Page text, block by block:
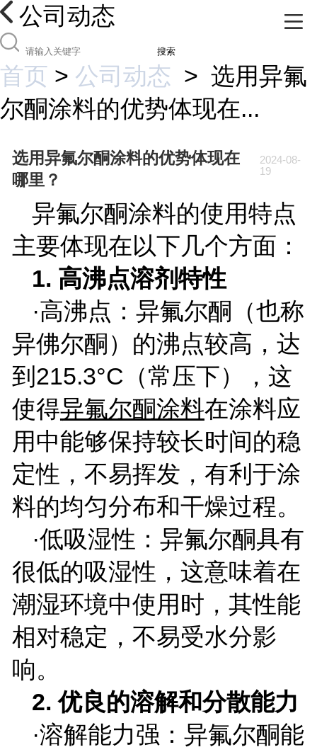
公司动态
搜索
首页 > 公司动态 > 选用异氟
尔酮涂料的优势体现在...
选用异氟尔酮涂料的优势体现在
哪里？
2024-08-
19
异氟尔酮涂料的使用特点
主要体现在以下几个方面：
1. 高沸点溶剂特性
·高沸点：异氟尔酮（也称
异佛尔酮）的沸点较高，达
到215.3°C （常压下），这
使得异氟尔酮涂料在涂料应
用中能够保持较长时间的稳
定性，不易挥发，有利于涂
料的均匀分布和干燥过程。
·低吸湿性：异氟尔酮具有
很低的吸湿性，这意味着在
潮湿环境中使用时，其性能
相对稳定，不易受水分影
响。
2.优良的溶解和分散能力
·溶解能力强：异氟尔酮能